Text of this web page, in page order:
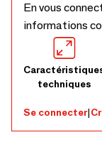
En vous
informations
techniques
Se connecter|